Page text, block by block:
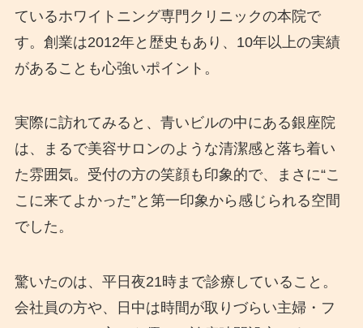
ているホワイトニング専門クリニックの本院で
す。創業は2012年と歴史もあり、10年以上の実績
があることも心強いポイント。
実際に訪れてみると、青いビルの中にある銀座院
は、まるで美容サロンのような清潔感と落ち着い
た雰囲気。受付の方の笑顔も印象的で、まさに“こ
こに来てよかった”と第一印象から感じられる空間
でした。
驚いたのは、平日夜21時まで診療していること。
会社員の方や、日中は時間が取りづらい主婦・フ